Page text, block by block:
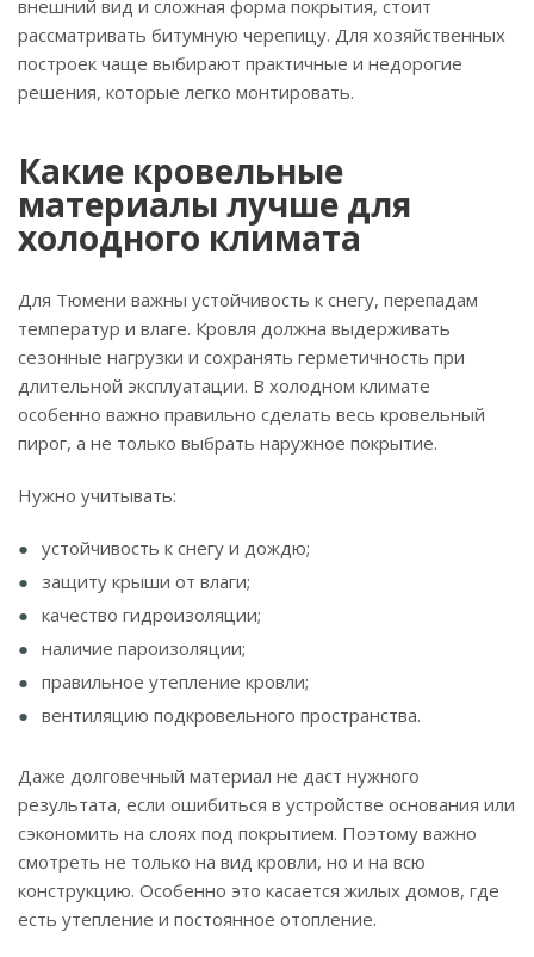
внешний вид и сложная форма покрытия, стоит
рассматривать битумную черепицу. Для хозяйственных
построек чаще выбирают практичные и недорогие
решения, которые легко монтировать.
Какие кровельные
материалы лучше для
холодного климата
Для Тюмени важны устойчивость к снегу, перепадам
температур и влаге. Кровля должна выдерживать
сезонные нагрузки и сохранять герметичность при
длительной эксплуатации. В холодном климате
особенно важно правильно сделать весь кровельный
пирог, а не только выбрать наружное покрытие.
Нужно учитывать:
устойчивость к снегу и дождю;
защиту крыши от влаги;
качество гидроизоляции;
наличие пароизоляции;
правильное утепление кровли;
вентиляцию подкровельного пространства.
Даже долговечный материал не даст нужного
результата, если ошибиться в устройстве основания или
сэкономить на слоях под покрытием. Поэтому важно
смотреть не только на вид кровли, но и на всю
конструкцию. Особенно это касается жилых домов, где
есть утепление и постоянное отопление.